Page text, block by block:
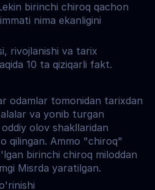
birinchi chiroq qachon
nima ekanligini
rivojlanishi va tarix
10 ta qiziqarli fakt.
odamlar tomonidan tarixdan
va yonib turgan
olov shakllaridan
qilingan. Ammo "chiroq"
birinchi chiroq miloddan
Misrda yaratilgan.